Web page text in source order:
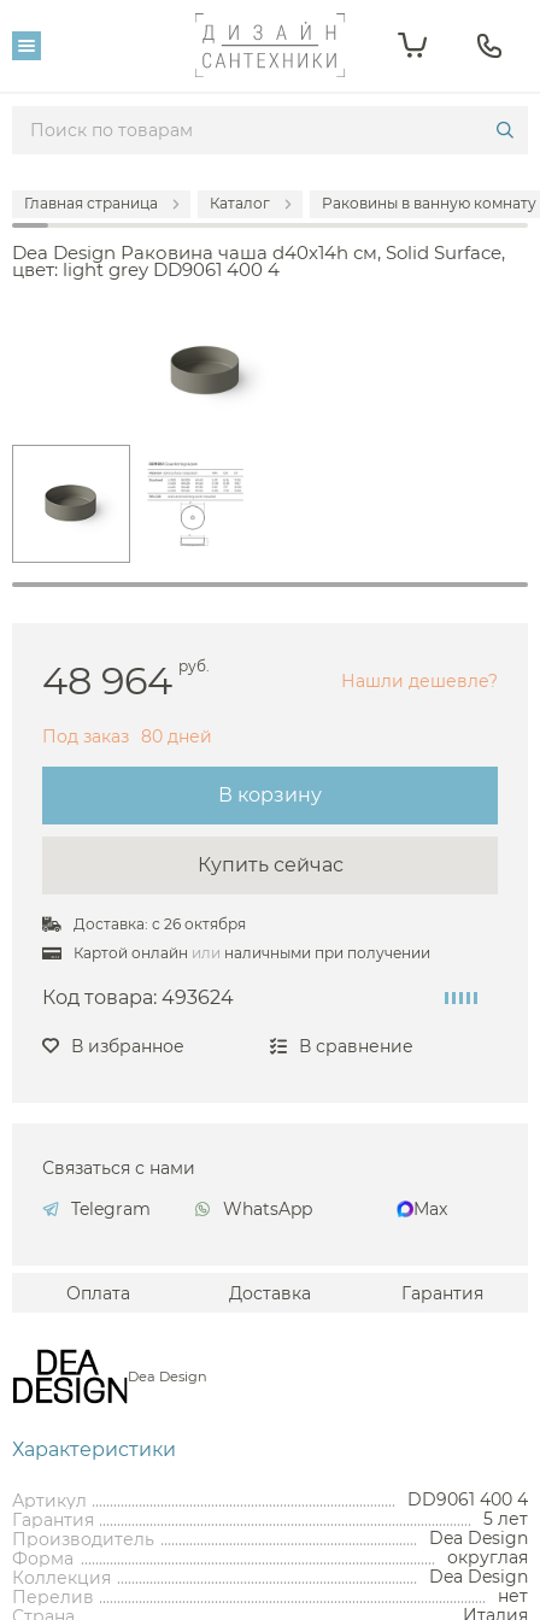
Главная страница Каталог Раковины в ванную комнату
Dea Design Раковина чаша d40x14h см, Solid Surface,
цвет: light grey DD9061 400 4
48 964 руб.
Нашли дешевле?
Под заказ 80 дней
В корзину
Купить сейчас
Доставка: с 26 октября
Картой онлайн или наличными при получении
Код товара: 493624
В избранное В сравнение
Связаться с нами
Telegram
WhatsApp Max
Оплата Доставка Гарантия
Dea Design
Характеристики
Артикул
DD9061 400 4
Гарантия
5 лет
Производитель
Dea Design
Форма
округлая
Коллекция
Dea Design
Перелив
нет
Италия